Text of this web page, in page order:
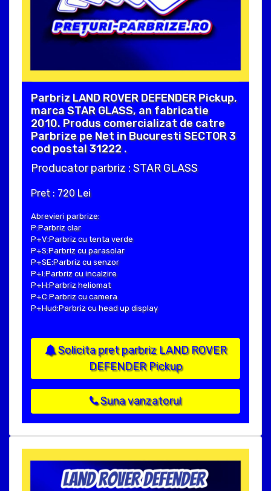
Parbriz LAND ROVER DEFENDER Pickup,
marca STAR GLASS, an fabricatie
2010. Produs comercializat de catre
Parbrize pe Net in Bucuresti SECTOR 3
cod postal 31222 .
Producator parbriz : STAR GLASS
Pret : 720 Lei
Abrevieri parbrize:
P:Parbriz clar
P+V:Parbriz cu tenta verde
P+S:Parbriz cu parasolar
P+SE:Parbriz cu senzor
P+I:Parbriz cu incalzire
P+H:Parbriz heliomat
P+C:Parbriz cu camera
P+Hud:Parbriz cu head up display
Solicita pret parbriz LAND ROVER
DEFENDER Pickup
Suna vanzatorul